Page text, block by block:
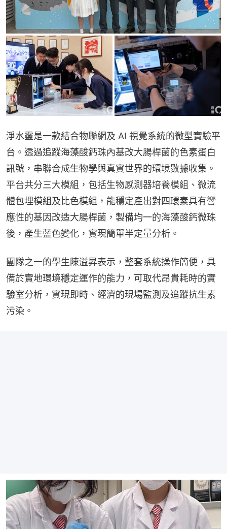
淨水靈是一款結合物聯網及 AI 視覺系統的微型實驗平
台。透過追蹤海藻酸鈣珠內基改大腸桿菌的色素蛋白
訊號，串聯合成生物學與真實世界的環境數據收集。
平台共分三大模組，包括生物感測器培養模組、微流
體包埋模組及比色模組，能穩定產出對四環素具有響
應性的基因改造大腸桿菌，製備均一的海藻酸鈣微珠
後，產生藍色變化，實現簡單半定量分析。
團隊之一的學生陳溢昇表示，整套系統操作簡便，具
備於實地環境穩定運作的能力，可取代昂貴耗時的實
驗室分析，實現即時、經濟的現場監測及追蹤抗生素
污染。